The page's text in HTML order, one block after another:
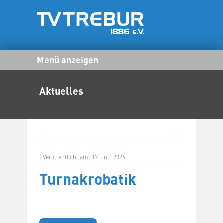
Menü anzeigen
Aktuelles
| Veröffentlicht am: 17. Juni 2026
Turnakrobatik